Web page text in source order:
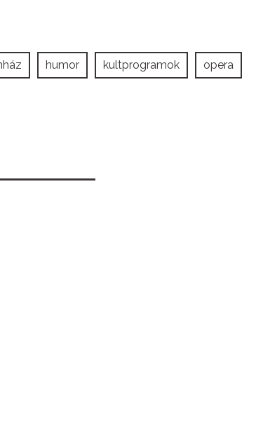
humor kultprogramok opera